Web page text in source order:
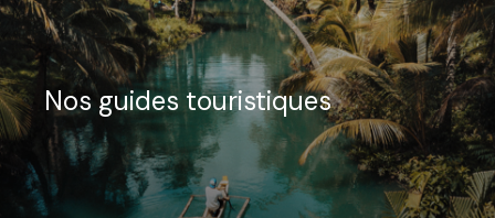
Nos guides touristiques